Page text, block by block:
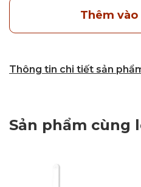
Thêm
Thông tin chi tiết sản
Sản phẩm cùng